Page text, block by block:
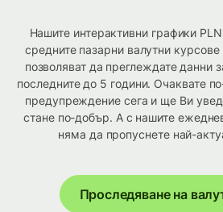
Нашите интерактивни графики
средните пазарни валутни
позволяват да преглеждате данни
последните до 5 години. Очаквате
предупреждение сега и ще Ви
стане по-добър. А с нашите
няма да пропуснете най-
Проследяване на